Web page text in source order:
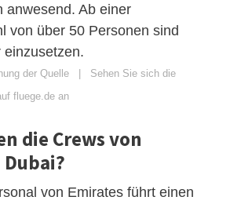
anwesend. Ab einer
von über 50 Personen sind
einzusetzen.
der Quelle | Sehen Sie sich die
fluege.de an
die Crews von
von Emirates führt einen